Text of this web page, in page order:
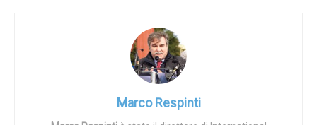
Commissione per ripulire il
concetto di «diritti umani»e restituire senso a una
espressione purtroppo usurata. Ebbene Pompeo ha
ceduto il posto al proprio successore ‒ che
Marco Respinti